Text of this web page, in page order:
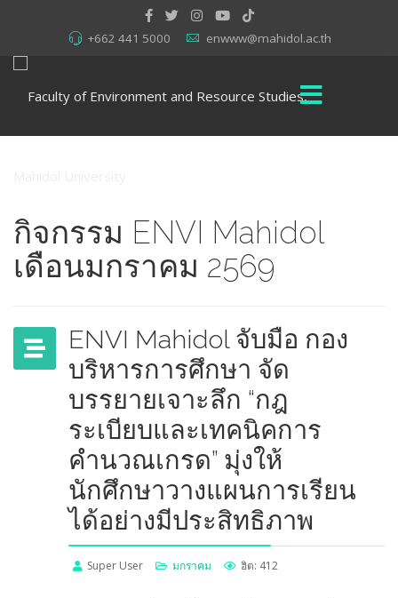
+662 441 5000 enwww@mahidol.ac.th
กิจกรรม ENVI Mahidol
เดือนมกราคม 2569
ENVI Mahidol จับมือ กอง
บริหารการศึกษา จัด
บรรยายเจาะลึก “กฎ
ระเบียบและเทคนิคการ
คำนวณเกรด” มุ่งให้
นักศึกษาวางแผนการเรียน
ได้อย่างมีประสิทธิภาพ
Super User มกราคม ฮิต: 412